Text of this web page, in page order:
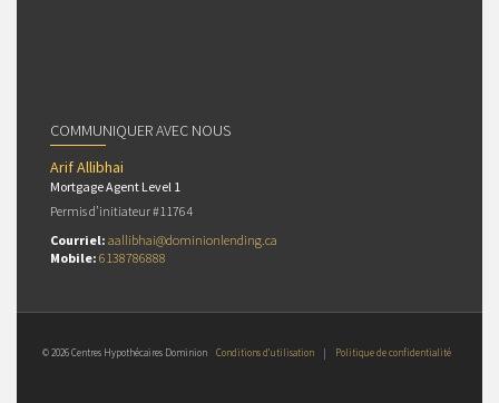
COMMUNIQUER AVEC NOUS
Arif Allibhai
Mortgage Agent Level 1
Permis d’initiateur #11764
Courriel: aallibhai@dominionlending.ca
Mobile: 6138786888
© 2026 Centres Hypothécaires Dominion Conditions d’utilisation | Politique de confidentialité